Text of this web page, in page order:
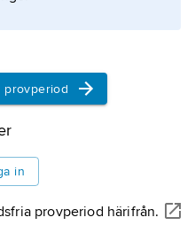
provperiod
in
provperiod härifrån.